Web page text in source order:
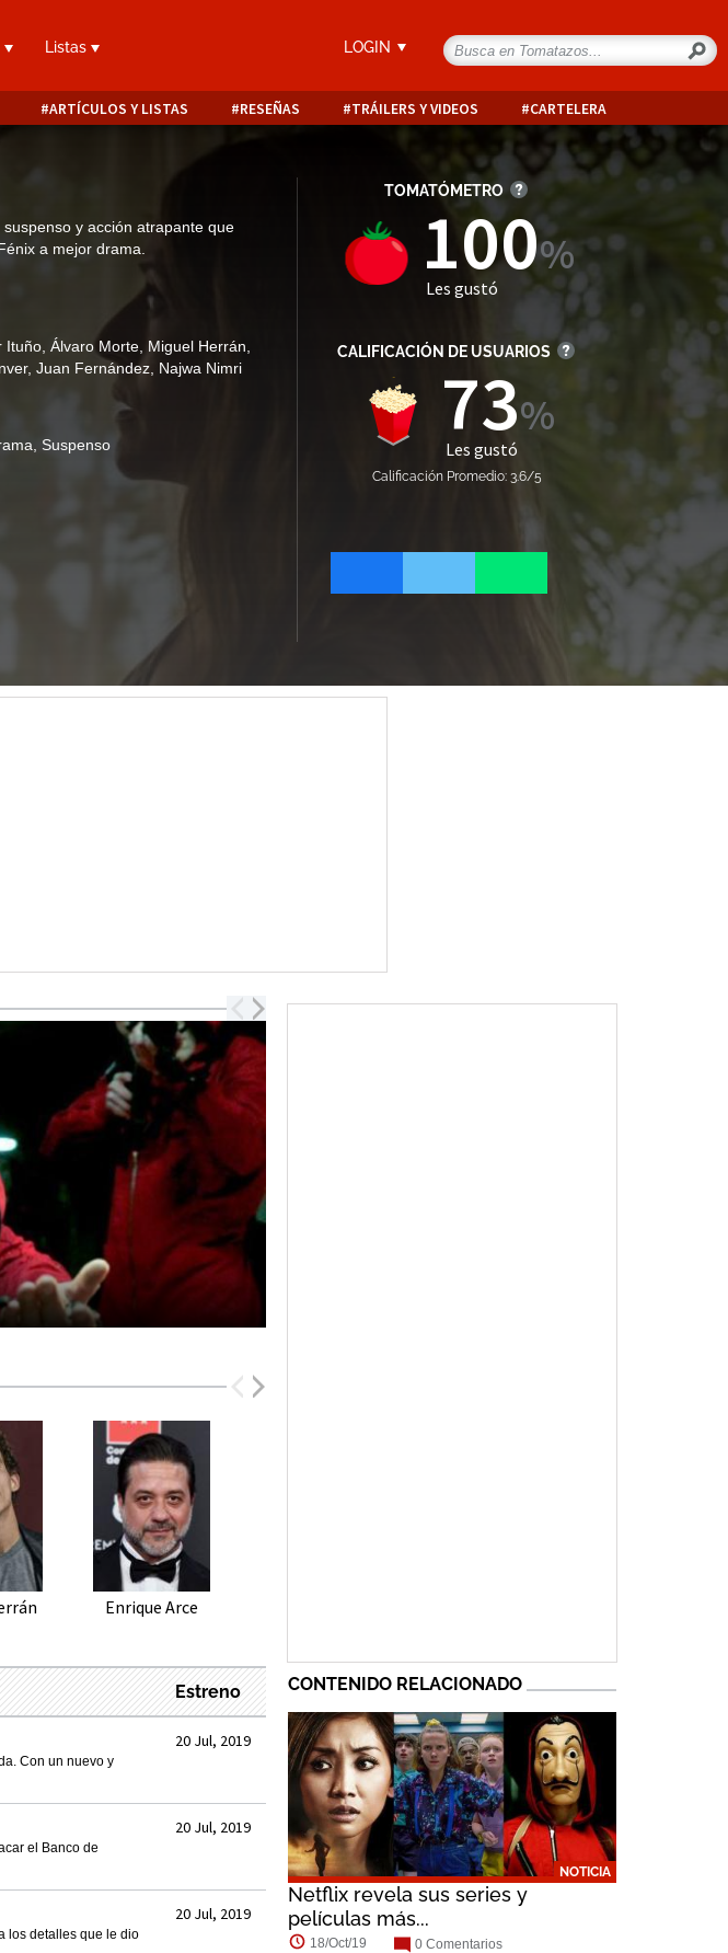
Listas LOGIN
ARTÍCULOS Y LISTAS RESEÑAS TRÁILERS Y VIDEOS CARTELERA
y acción atrapante que
a mejor drama.
Ituño Álvaro Morte Miguel Herrán
, Juan Fernández Najwa Nimri
Suspenso
TOMATÓMETRO
100
Les gustó
CALIFICACIÓN DE USUARIOS
73
Les gustó
Calificación Promedio: 3.6/5
Enrique Arce
Estreno
Con un nuevo y
20 Jul, 2019
el Banco de
20 Jul, 2019
los detalles que le dio
20 Jul, 2019
CONTENIDO RELACIONADO
NOTICIA
Netflix revela sus series y
películas más...
18/Oct/19 0 Comentarios